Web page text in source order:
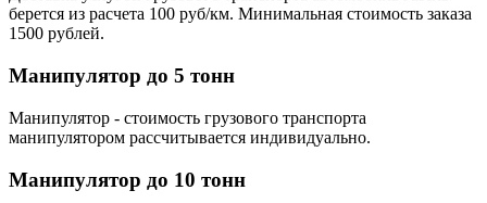
берется из расчета 100 руб/км. Минимальная стоимость заказа
1500 рублей.
Манипулятор до 5 тонн
Манипулятор - стоимость грузового транспорта
манипулятором рассчитывается индивидуально.
Манипулятор до 10 тонн